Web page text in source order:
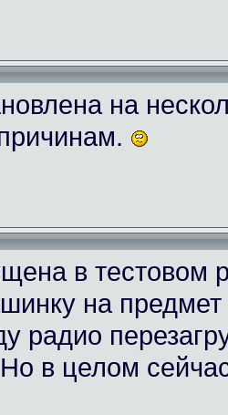
на
в тестовом
на предмет
радио
в целом